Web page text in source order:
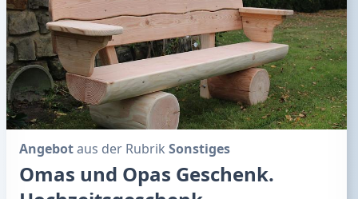
Angebotaus der Rubrik Sonstiges
Omas und Opas Geschenk.